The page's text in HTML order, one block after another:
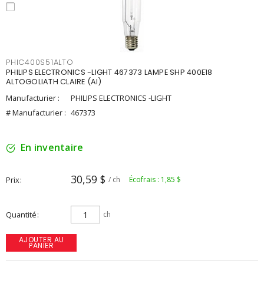
PHIC400S51ALTO
PHILIPS ELECTRONICS -LIGHT 467373 LAMPE SHP 400E18
ALTOGOLIATH CLAIRE (AI)
Manufacturier :
PHILIPS ELECTRONICS -LIGHT
# Manufacturier : 467373
En inventaire
Prix 30,59 $ / ch Écofrais : 1,85 $
Quantité ch
AJOUTER AU
PANIER